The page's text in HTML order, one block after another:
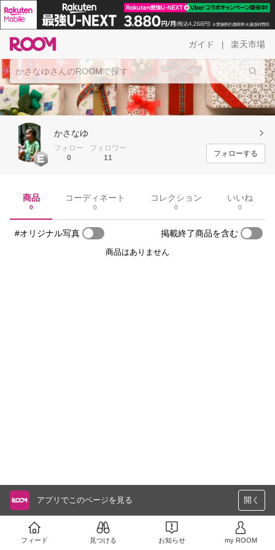
ガイド 楽天市場
かさなゆ
フォロー
0
フォロワー
11
フォローする
商品
0
コーディネート
0
コレクション
0
いいね
0
#オリジナル写真 掲載終了商品を含む
商品はありません
アプリでこのページを見る 開く
フィード 見つける お知らせ my ROOM